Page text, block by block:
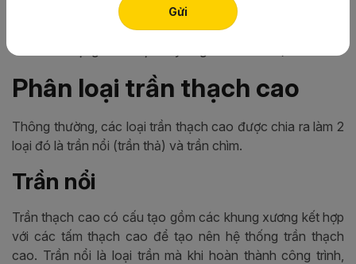
Trần thạch cao đang được nhiều người ưa chuộng sử
Phân loại trần thạch cao
Thông thường, các loại trần thạch cao được chia ra làm 2
loại đó là trần nổi (trần thả) và trần chìm.
Trần nổi
Trần thạch cao có cấu tạo gồm các khung xương kết hợp
với các tấm thạch cao để tạo nên hệ thống trần thạch
cao. Trần nổi là loại trần mà khi hoàn thành công trình,